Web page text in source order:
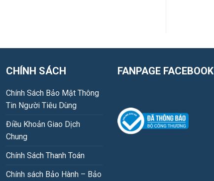
CHÍNH SÁCH
Chính Sách Bảo Mật Thông
Tin Người Tiêu Dùng
Điều Khoản Giao Dịch
Chung
Chính Sách Thanh Toán
Chính sách Bảo Hành – Bảo
FANPAGE FACEBOOK